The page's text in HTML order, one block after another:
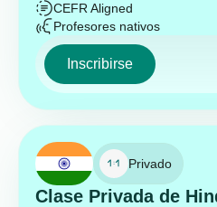
CEFR Aligned
Profesores nativos
Inscribirse
Privado
Clase Privada de